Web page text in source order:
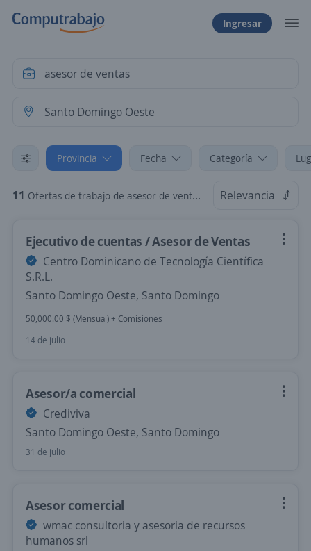
Ingresar
Provincia Fecha Categoría
11 Ofertas de trabajo de asesor de ventas en Santo Domingo Oeste, Santo Domingo Relevancia
Ejecutivo de cuentas / Asesor de Ventas
Centro Dominicano de Tecnología Científica
S.R.L.
Santo Domingo Oeste, Santo Domingo
50,000.00 $ (Mensual) + Comisiones
14 de julio
Asesor/a comercial
Crediviva
Santo Domingo Oeste, Santo Domingo
31 de julio
Asesor comercial
wmac consultoria y asesoria de recursos
humanos srl